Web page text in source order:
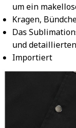
um ein
Kragen,
Das
und
Importiert